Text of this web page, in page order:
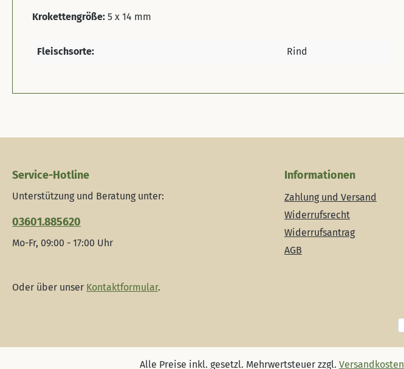
Krokettengröße: 5 x 14 mm
Fleischsorte: Rind
Service-Hotline
Unterstützung und Beratung unter:
03601.885620
Mo-Fr, 09:00 - 17:00 Uhr
Oder über unser Kontaktformular.
Informationen
Zahlung und Versand
Widerrufsrecht
Widerrufsantrag
AGB
Alle Preise inkl. gesetzl. Mehrwertsteuer zzgl. Versandkosten